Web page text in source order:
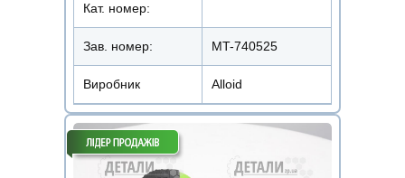
Кат. номер:
Зав. номер: MT-740525
Виробник Alloid